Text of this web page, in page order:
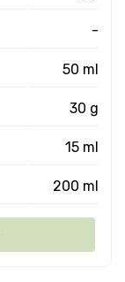
-
50 ml
30 g
15 ml
200 ml